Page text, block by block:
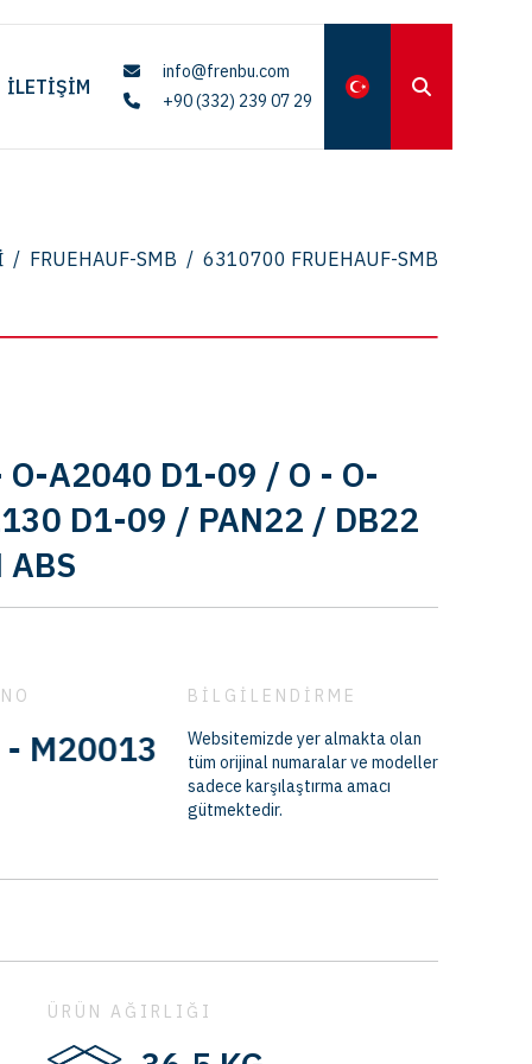
İLETIŞIM
info@frenbu.com
+90 (332) 239 07 29
/ FRUEHAUF-SMB / 6310700 FRUEHAUF-SMB
A2040 D1-09 / O - O-
D1-09 / PAN22 / DB22
- M200135-1 - M2003501
BİLGİLENDİRME
Websitemizde yer almakta olan
tüm orijinal numaralar ve modeller
sadece karşılaştırma amacı
gütmektedir.
ÜRÜN AĞIRLIĞI